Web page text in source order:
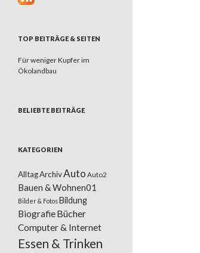
TOP BEITRÄGE & SEITEN
Für weniger Kupfer im
Ökolandbau
BELIEBTE BEITRÄGE
KATEGORIEN
AlltagArchivAuto Auto2
Bauen & Wohnen01
Bilder & FotosBildung
BiografieBücher
Computer & Internet
Essen & Trinken